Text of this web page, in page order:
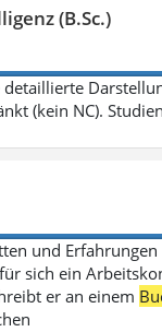
(B.Sc.)
detaillierte
(kein NC).
und
sich ein
er an einem